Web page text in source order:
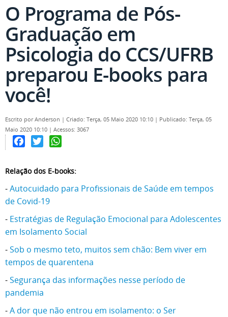
O Programa de Pós-
Graduação em
Psicologia do CCS/UFRB
preparou E-books para
você!
Escrito porAnderson | Criado: Terça, 05 Maio 2020 10:10 | Publicado: Terça, 05
Maio 2020 10:10 | Acessos: 3067
Relação dos E-books:
-Autocuidado para Profissionais de Saúde em tempos
de Covid-19
- Estratégias de Regulação Emocional para Adolescentes
em Isolamento Social
-Sob o mesmo teto, muitos sem chão: Bem viver em
tempos de quarentena
-Segurança das informações nesse período de
pandemia
-A dor que não entrou em isolamento: o Ser